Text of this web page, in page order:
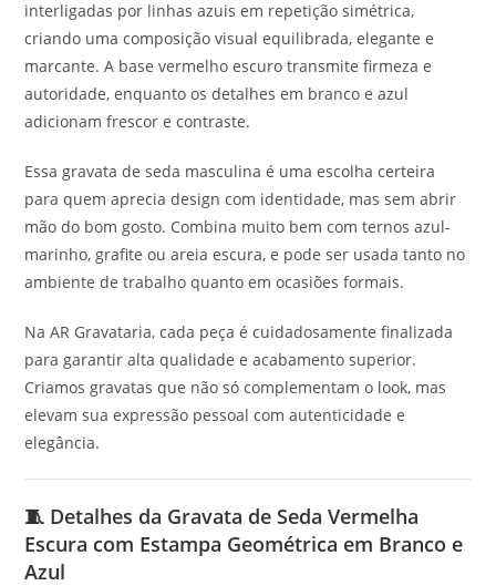
interligadas por linhas azuis em repetição simétrica,
criando uma composição visual equilibrada, elegante e
marcante. A base vermelho escuro transmite firmeza e
autoridade, enquanto os detalhes em branco e azul
adicionam frescor e contraste.
Essa gravata de seda masculina é uma escolha certeira
para quem aprecia design com identidade, mas sem abrir
mão do bom gosto. Combina muito bem com ternos azul-
marinho, grafite ou areia escura, e pode ser usada tanto no
ambiente de trabalho quanto em ocasiões formais.
Na AR Gravataria, cada peça é cuidadosamente finalizada
para garantir alta qualidade e acabamento superior.
Criamos gravatas que não só complementam o look, mas
elevam sua expressão pessoal com autenticidade e
elegância.
🧵 Detalhes da Gravata de Seda Vermelha
Escura com Estampa Geométrica em Branco e
Azul